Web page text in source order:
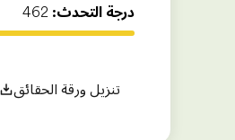
درجة التحدث: 462
تنزيل ورقة الحقائق